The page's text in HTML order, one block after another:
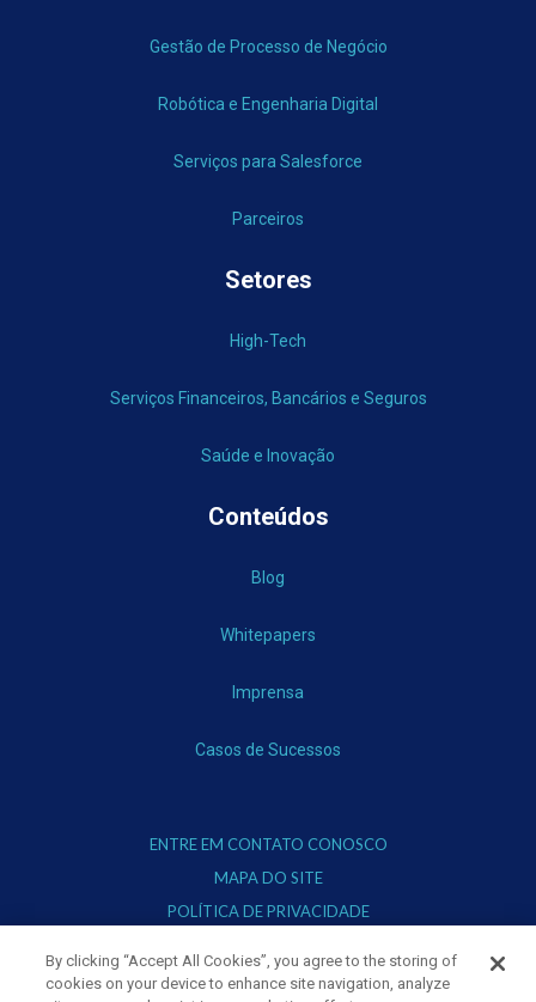
Gestão de Processo de Negócio
Robótica e Engenharia Digital
Serviços para Salesforce
Parceiros
Setores
High-Tech
Serviços Financeiros, Bancários e Seguros
Saúde e Inovação
Conteúdos
Blog
Whitepapers
Imprensa
Casos de Sucessos
ENTRE EM CONTATO CONOSCO
MAPA DO SITE
POLÍTICA DE PRIVACIDADE
By clicking “Accept All Cookies”, you agree to the storing of
cookies on your device to enhance site navigation, analyze